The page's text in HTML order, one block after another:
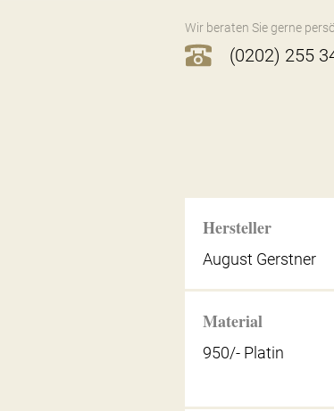
Wir beraten Sie gerne
(0202) 255
Hersteller
August Gerstner
Material
950/- Platin